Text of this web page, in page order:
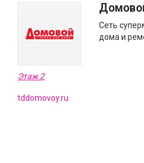
Сеть
дома и
Этаж 2
tddomovoy.ru